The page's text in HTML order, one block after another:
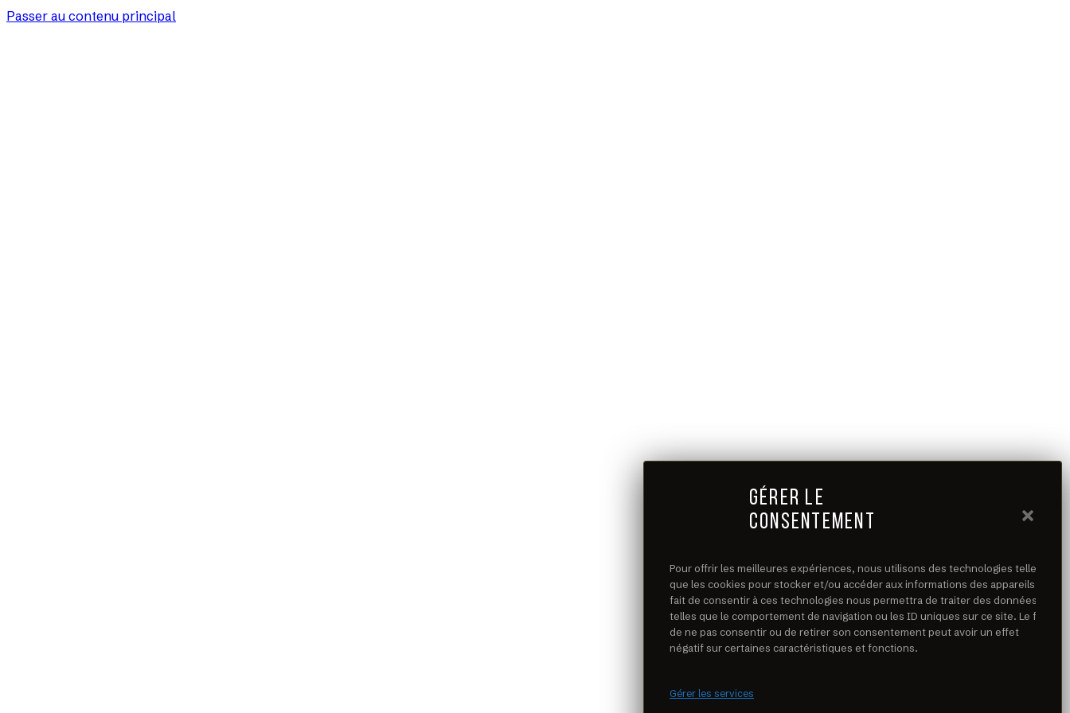
GÉRER LE
CONSENTEMENT
Pour offrir les meilleures expériences, nous utilisons des technologies telles
que les cookies pour stocker et/ou accéder aux informations des appareils. Le
fait de consentir à ces technologies nous permettra de traiter des données
telles que le comportement de navigation ou les ID uniques sur ce site. Le fait
de ne pas consentir ou de retirer son consentement peut avoir un effet
négatif sur certaines caractéristiques et fonctions.
Gérer les services
Passer au contenu principal